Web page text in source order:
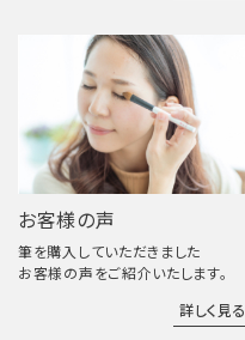
お客様の声
筆を購入していただきました
お客様の声をご紹介いたします。
詳しく見る